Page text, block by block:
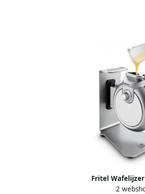
Fritel
Wafelmaker
2